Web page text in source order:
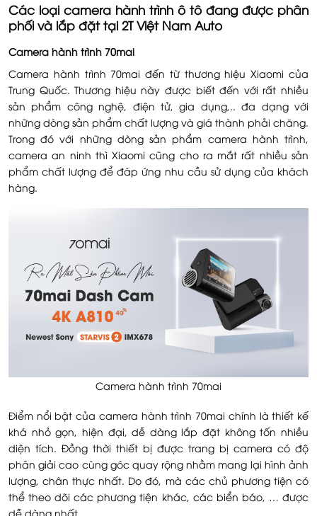
Các loại camera hành trình ô tô đang được phân
phối và lắp đặt tại 2T Việt Nam Auto
Camera hành trình 70mai
Camera hành trình 70mai đến từ thương hiệu Xiaomi của
Trung Quốc. Thương hiệu này được biết đến với rất nhiều
sản phẩm công nghệ, điện tử, gia dụng,.. đa dạng với
những dòng sản phẩm chất lượng và giá thành phải chăng.
Trong đó với những dòng sản phẩm camera hành trình,
camera an ninh thì Xiaomi cũng cho ra mắt rất nhiều sản
phẩm chất lượng để đáp ứng nhu cầu sử dụng của khách
hàng.
Camera hành trình 70mai
Điểm nổi bật của camera hành trình 70mai chính là thiết kế
khá nhỏ gọn, hiện đại, dễ dàng lắp đặt không tốn nhiều
diện tích. Đồng thời thiết bị được trang bị camera có độ
phân giải cao cùng góc quay rộng nhằm mang lại hình ảnh
lượng, chân thực nhất. Do đó, mà các chủ phương tiện có
thể theo dõi các phương tiện khác, các biển báo, … được
dễ dàng nhất.